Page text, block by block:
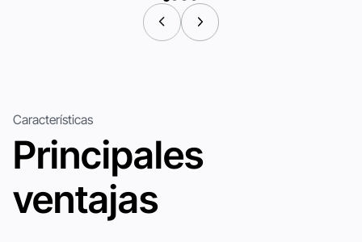
Nombre *
Correo electrónico
Funcionamiento continuo las 24 horas del día, lo que garantiza
una productividad sin fisuras y sin necesidad de intervención
Carga automática rápida de 2 horas para hasta 6 horas de
Características
Principales
ventajas